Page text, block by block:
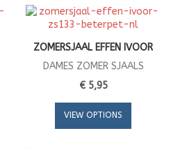
ZOMERSJAAL EFFEN IVOOR
DAMES ZOMER SJAALS
€ 5,95
VIEW OPTIONS